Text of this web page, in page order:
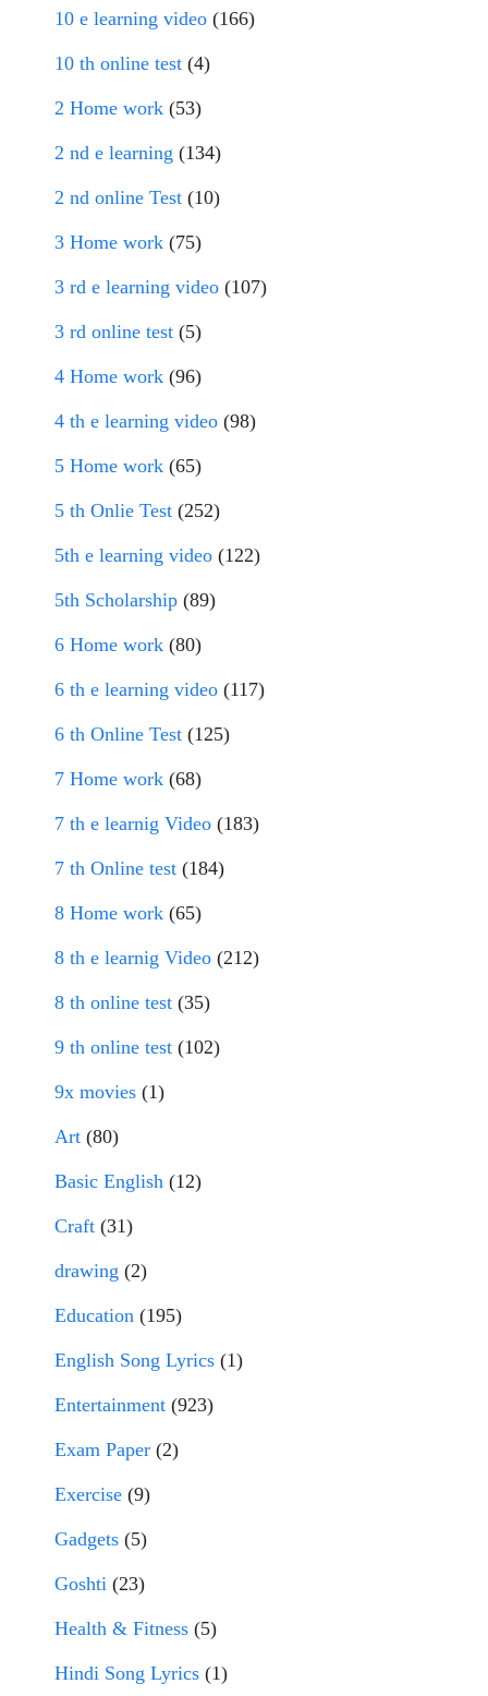
10 e learning video (166)
10 th online test (4)
2 Home work (53)
2 nd e learning (134)
2 nd online Test (10)
3 Home work (75)
3 rd e learning video (107)
3 rd online test (5)
4 Home work (96)
4 th e learning video (98)
5 Home work (65)
5 th Onlie Test (252)
5th e learning video (122)
5th Scholarship (89)
6 Home work (80)
6 th e learning video (117)
6 th Online Test (125)
7 Home work (68)
7 th e learnig Video (183)
7 th Online test (184)
8 Home work (65)
8 th e learnig Video (212)
8 th online test (35)
9 th online test (102)
9x movies (1)
Art (80)
Basic English (12)
Craft (31)
drawing (2)
Education (195)
English Song Lyrics (1)
Entertainment (923)
Exam Paper (2)
Exercise (9)
Gadgets (5)
Goshti (23)
Health & Fitness (5)
Hindi Song Lyrics (1)